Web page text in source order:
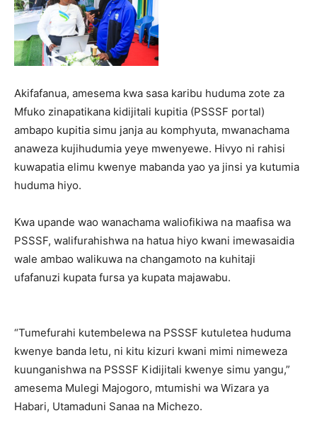
Akifafanua, amesema kwa sasa karibu huduma zote za
Mfuko zinapatikana kidijitali kupitia (PSSSF portal)
ambapo kupitia simu janja au komphyuta, mwanachama
anaweza kujihudumia yeye mwenyewe. Hivyo ni rahisi
kuwapatia elimu kwenye mabanda yao ya jinsi ya kutumia
huduma hiyo.
Kwa upande wao wanachama waliofikiwa na maafisa wa
PSSSF, walifurahishwa na hatua hiyo kwani imewasaidia
wale ambao walikuwa na changamoto na kuhitaji
ufafanuzi kupata fursa ya kupata majawabu.
“Tumefurahi kutembelewa na PSSSF kutuletea huduma
kwenye banda letu, ni kitu kizuri kwani mimi nimeweza
kuunganishwa na PSSSF Kidijitali kwenye simu yangu,”
amesema Mulegi Majogoro, mtumishi wa Wizara ya
Habari, Utamaduni Sanaa na Michezo.